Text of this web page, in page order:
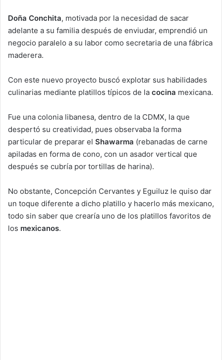
Doña Conchita, motivada por la necesidad de sacar
adelante a su familia después de enviudar, emprendió un
negocio paralelo a su labor como secretaria de una fábrica
maderera.
Con este nuevo proyecto buscó explotar sus habilidades
culinarias mediante platillos típicos de la cocina mexicana.
Fue una colonia libanesa, dentro de la CDMX, la que
despertó su creatividad, pues observaba la forma
particular de preparar el Shawarma (rebanadas de carne
apiladas en forma de cono, con un asador vertical que
después se cubría por tortillas de harina).
No obstante, Concepción Cervantes y Eguiluz le quiso dar
un toque diferente a dicho platillo y hacerlo más mexicano,
todo sin saber que crearía uno de los platillos favoritos de
los mexicanos.